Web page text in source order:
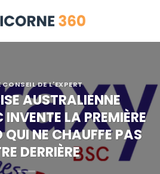
CONSEIL DE L'EXPERT
AUSTRALIENNE
LA PREMIÈRE
QUI NE CHAUFFE PAS
DERRIÈRE